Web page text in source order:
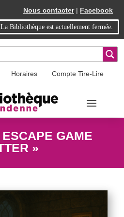
Nous contacter| Facebook
La Bibliothèque est actuellement fermée.
Horaires Compte Tire-Lire
GAME
»